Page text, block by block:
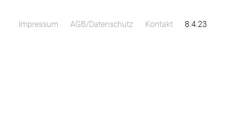
Impressum AGB/Datenschutz Kontakt 8.4.23